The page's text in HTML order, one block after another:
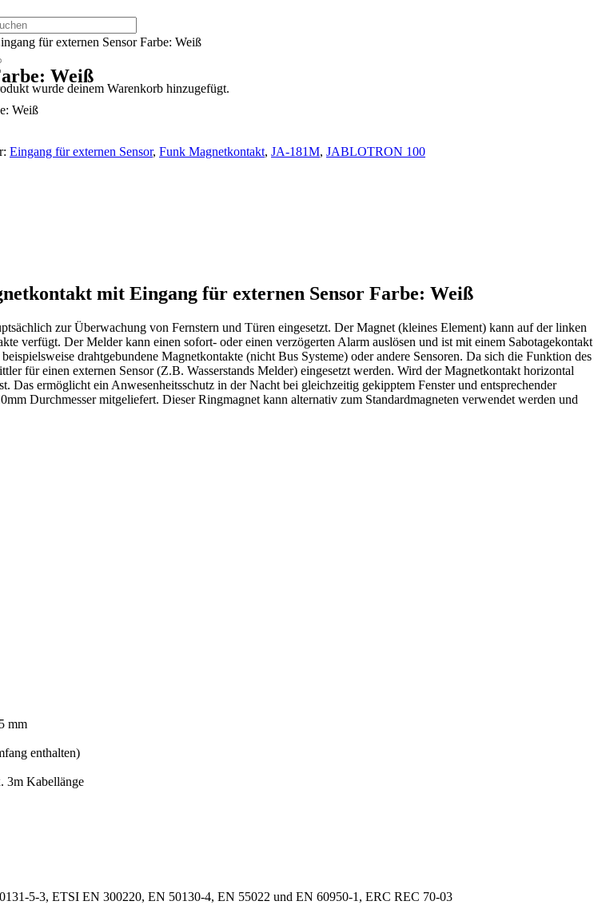
wurde deinem Warenkorb hinzugefügt.
für externen Sensor Farbe: Weiß
Weiß
Weiß
Eingang für externen Sensor, Funk Magnetkontakt, JA-181M, JABLOTRON 100
mit Eingang für externen Sensor Farbe: Weiß
zur Überwachung von Fernstern und Türen eingesetzt. Der Magnet (kleines Element) kann auf der linken
verfügt. Der Melder kann einen sofort- oder einen verzögerten Alarm auslösen und ist mit einem Sabotagekontakt
drahtgebundene Magnetkontakte (nicht Bus Systeme) oder andere Sensoren. Da sich die Funktion des
für einen externen Sensor (Z.B. Wasserstands Melder) eingesetzt werden. Wird der Magnetkontakt horizontal
ermöglicht ein Anwesenheitsschutz in der Nacht bei gleichzeitig gekipptem Fenster und entsprechender
Durchmesser mitgeliefert. Dieser Ringmagnet kann alternativ zum Standardmagneten verwendet werden und
mm
enthalten)
3m Kabellänge
5-3, ETSI EN 300220, EN 50130-4, EN 55022 und EN 60950-1, ERC REC 70-03